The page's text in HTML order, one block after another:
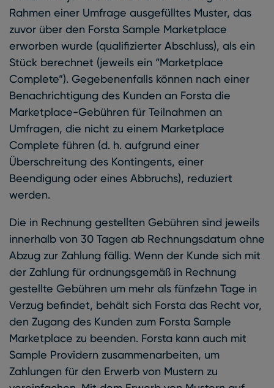
Rahmen einer Umfrage ausgefülltes Muster, das
zuvor über den Forsta Sample Marketplace
erworben wurde (qualifizierter Abschluss), als ein
Stück berechnet (jeweils ein “Marketplace
Complete”). Gegebenenfalls können nach einer
Benachrichtigung des Kunden an Forsta die
Marketplace-Gebühren für Teilnahmen an
Umfragen, die nicht zu einem Marketplace
Complete führen (d. h. aufgrund einer
Überschreitung des Kontingents, einer
Beendigung oder eines Abbruchs), reduziert
werden.
Die in Rechnung gestellten Gebühren sind jeweils
innerhalb von 30 Tagen ab Rechnungsdatum ohne
Abzug zur Zahlung fällig. Wenn der Kunde sich mit
der Zahlung für ordnungsgemäß in Rechnung
gestellte Gebühren um mehr als fünfzehn Tage in
Verzug befindet, behält sich Forsta das Recht vor,
den Zugang des Kunden zum Forsta Sample
Marketplace zu beenden. Forsta kann auch mit
Sample Providern zusammenarbeiten, um
Zahlungen für den Erwerb von Mustern zu